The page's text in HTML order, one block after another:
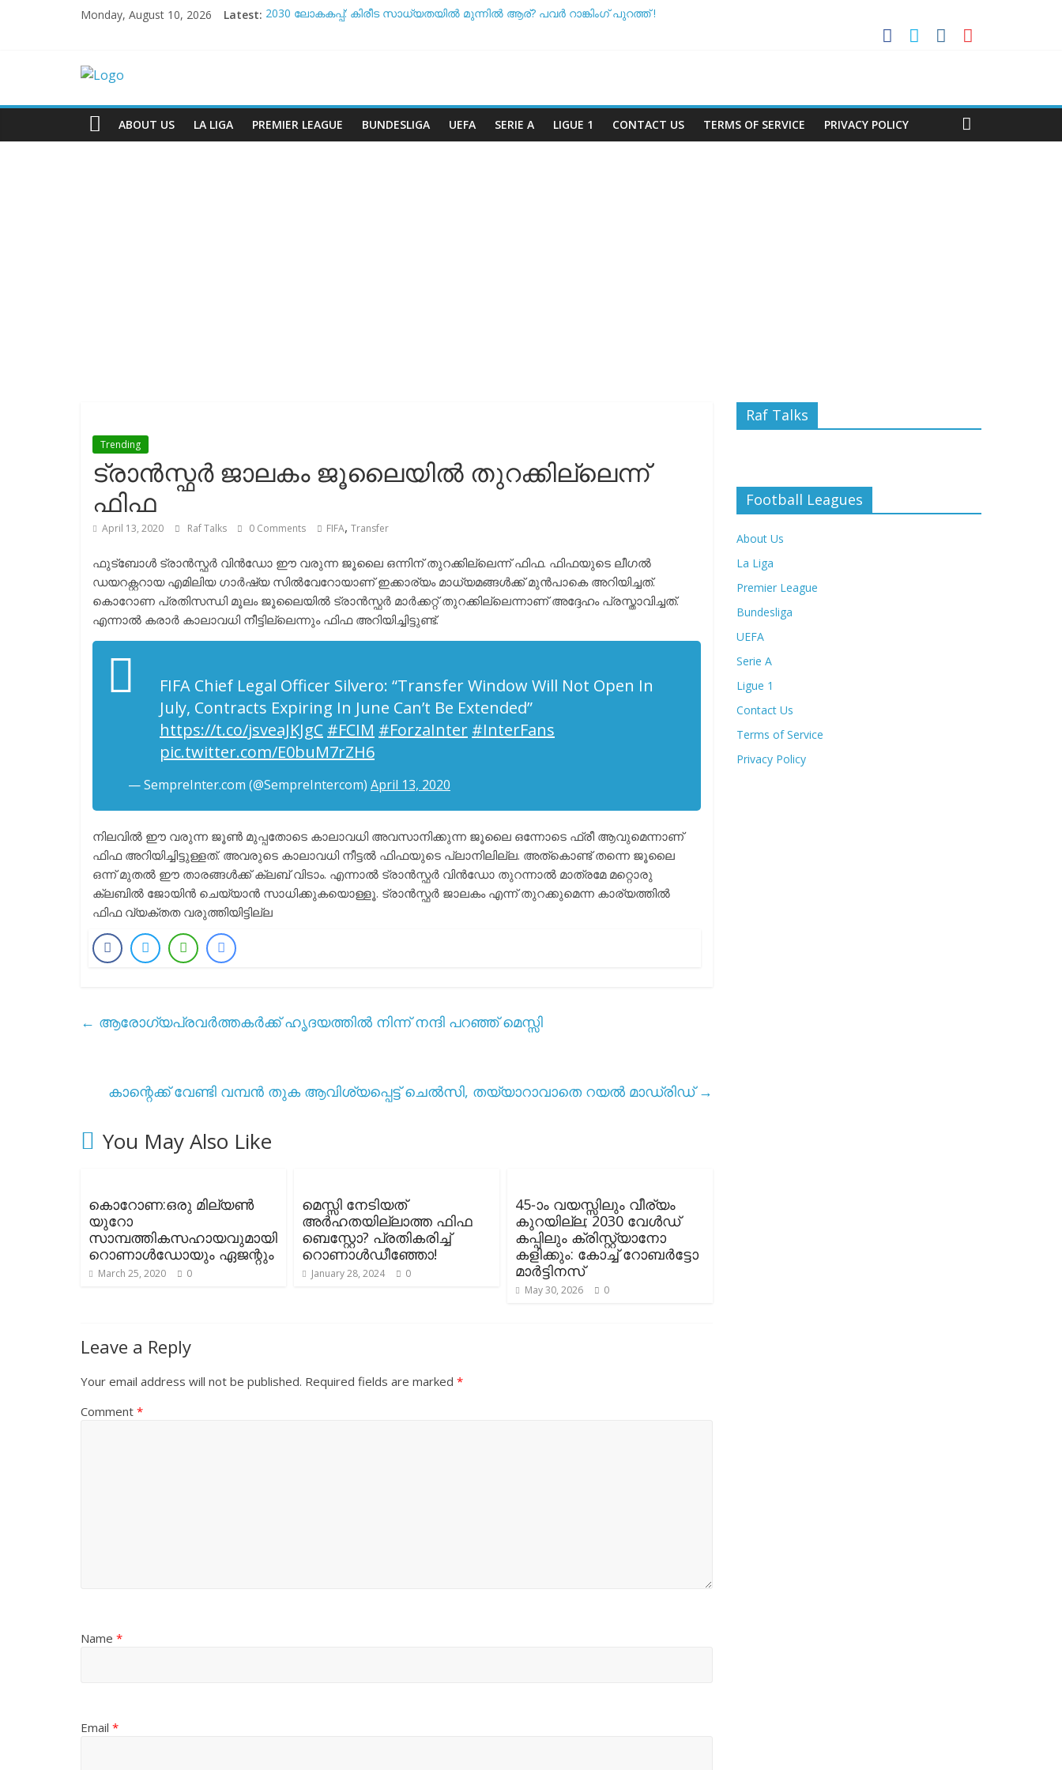
Monday, August 10, 2026 Latest: 2030 ലോകകപ്പ്: കിരീട സാധ്യതയിൽ മുന്നിൽ ആര്? പവർ റാങ്കിംഗ് പുറത്ത് !
അർജൻ്റീന ടീമിനെ അസ്ഥിരപ്പെടുത്താൻ ക്യാമ്പൈനുകൾ നടന്നു: ഗുരുതര ആരോപണവുമായി എ.എഫ്.എ പ്രസിഡൻ്റ് ടാപ്പിയ
Raf
Talks
ABOUT US LA LIGA PREMIER LEAGUE BUNDESLIGA UEFA SERIE A LIGUE 1 CONTACT US TERMS OF SERVICE PRIVACY POLICY
Trending
ട്രാൻസ്ഫർ ജാലകം ജൂലൈയിൽ തുറക്കില്ലെന്ന്
ഫിഫ
April 13, 2020 Raf Talks 0 Comments FIFA, Transfer
ഫുട്ബോൾ ട്രാൻസ്ഫർ വിൻഡോ ഈ വരുന്ന ജൂലൈ ഒന്നിന് തുറക്കില്ലെന്ന് ഫിഫ. ഫിഫയുടെ ലീഗൽ
ഡയറക്റ്ററായ എമിലിയ ഗാർഷ്യ സിൽവേറോയാണ് ഇക്കാര്യം മാധ്യമങ്ങൾക്ക് മുൻപാകെ അറിയിച്ചത്.
കൊറോണ പ്രതിസന്ധി മൂലം ജൂലൈയിൽ ട്രാൻസ്ഫർ മാർക്കറ്റ് തുറക്കില്ലെന്നാണ് അദ്ദേഹം പ്രസ്താവിച്ചത്.
എന്നാൽ കരാർ കാലാവധി നീട്ടില്ലെന്നും ഫിഫ അറിയിച്ചിട്ടുണ്ട്.
FIFA Chief Legal Officer Silvero: “Transfer Window Will Not Open In
July, Contracts Expiring In June Can’t Be Extended”
https://t.co/jsveaJKJgC #FCIM #ForzaInter #InterFans
pic.twitter.com/E0buM7rZH6
— SempreInter.com (@SempreIntercom) April 13, 2020
നിലവിൽ ഈ വരുന്ന ജൂൺ മുപ്പതോടെ കാലാവധി അവസാനിക്കുന്ന ജൂലൈ ഒന്നോടെ ഫ്രീ ആവുമെന്നാണ്
ഫിഫ അറിയിച്ചിട്ടുള്ളത്. അവരുടെ കാലാവധി നീട്ടൽ ഫിഫയുടെ പ്ലാനിലില്ല. അത്കൊണ്ട് തന്നെ ജൂലൈ
ഒന്ന് മുതൽ ഈ താരങ്ങൾക്ക് ക്ലബ്‌ വിടാം. എന്നാൽ ട്രാൻസ്ഫർ വിൻഡോ തുറന്നാൽ മാത്രമേ മറ്റൊരു
ക്ലബിൽ ജോയിൻ ചെയ്യാൻ സാധിക്കുകയൊള്ളൂ. ട്രാൻസ്ഫർ ജാലകം എന്ന് തുറക്കുമെന്ന കാര്യത്തിൽ
ഫിഫ വ്യക്തത വരുത്തിയിട്ടില്ല
← ആരോഗ്യപ്രവർത്തകർക്ക് ഹൃദയത്തിൽ നിന്ന് നന്ദി പറഞ്ഞ് മെസ്സി
കാന്റെക്ക് വേണ്ടി വമ്പൻ തുക ആവിശ്യപ്പെട്ട് ചെൽസി, തയ്യാറാവാതെ റയൽ മാഡ്രിഡ്‌→
You May Also Like
കൊറോണ:ഒരു മില്യൺ
യുറോ
സാമ്പത്തികസഹായവുമായി
റൊണാൾഡോയും ഏജന്റും
March 25, 2020 0
മെസ്സി നേടിയത്
അർഹതയില്ലാത്ത ഫിഫ
ബെസ്റ്റോ? പ്രതികരിച്ച്
റൊണാൾഡീഞ്ഞോ!
January 28, 2024 0
45-ാം വയസ്സിലും വീര്യം
കുറയില്ല; 2030 വേൾഡ്
കപ്പിലും ക്രിസ്റ്റ്യാനോ
കളിക്കും: കോച്ച് റോബർട്ടോ
മാർട്ടിനസ്
May 30, 2026 0
Leave a Reply
Your email address will not be published. Required fields are marked *
Comment *
Name *
Email *
Raf Talks
Football Leagues
About Us
La Liga
Premier League
Bundesliga
UEFA
Serie A
Ligue 1
Contact Us
Terms of Service
Privacy Policy